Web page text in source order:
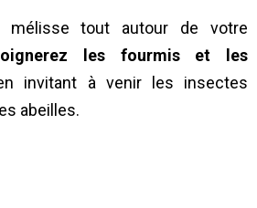
mélisse tout autour de votre
les fourmis et les
invitant à venir les insectes
abeilles.